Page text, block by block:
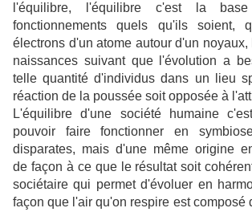
l'équilibre, l'équilibre c'est la
fonctionnements quels qu'ils soient,
électrons d'un atome autour d'un
naissances suivant que l'évolution a
telle quantité d'individus dans un lieu
réaction de la poussée soit opposée à
L'équilibre d'une société humaine
pouvoir faire fonctionner en
disparates, mais d'une même origine
de façon à ce que le résultat soit
sociétaire qui permet d'évoluer en
façon que l'air qu'on respire est composé